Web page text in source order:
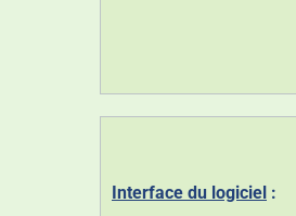
Interface du logiciel :